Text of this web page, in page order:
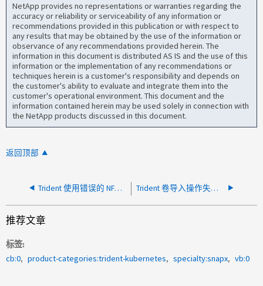
NetApp provides no representations or warranties regarding the
accuracy or reliability or serviceability of any information or
recommendations provided in this publication or with respect to
any results that may be obtained by the use of the information or
observance of any recommendations provided herein. The
information in this document is distributed AS IS and the use of this
information or the implementation of any recommendations or
techniques herein is a customer's responsibility and depends on
the customer's ability to evaluate and integrate them into the
customer's operational environment. This document and the
information contained herein may be used solely in connection with
the NetApp products discussed in this document.
返回顶部
Trident 使用错误的 NFS 数据 LIF 来挂载 PVC Trident 卷导入操作失败，出现无可用后端错误
推荐文章
标签
cb:0
product-categories:trident-kubernetes specialty:snapx vb:0